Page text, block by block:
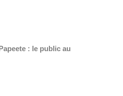
: le public au